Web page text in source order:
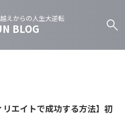
えからの人生大逆転
BLOG
リエイトで成功する方法】初